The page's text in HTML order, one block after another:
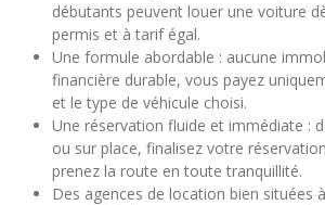
débutants peuvent louer une voiture
permis et à tarif égal.
Une formule abordable : aucune
financière durable, vous payez
et le type de véhicule choisi.
Une réservation fluide et immédiate :
ou sur place, finalisez votre
prenez la route en toute tranquillité.
Des agences de location bien situées